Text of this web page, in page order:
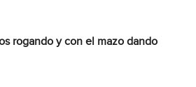
rogando y con el mazo dando